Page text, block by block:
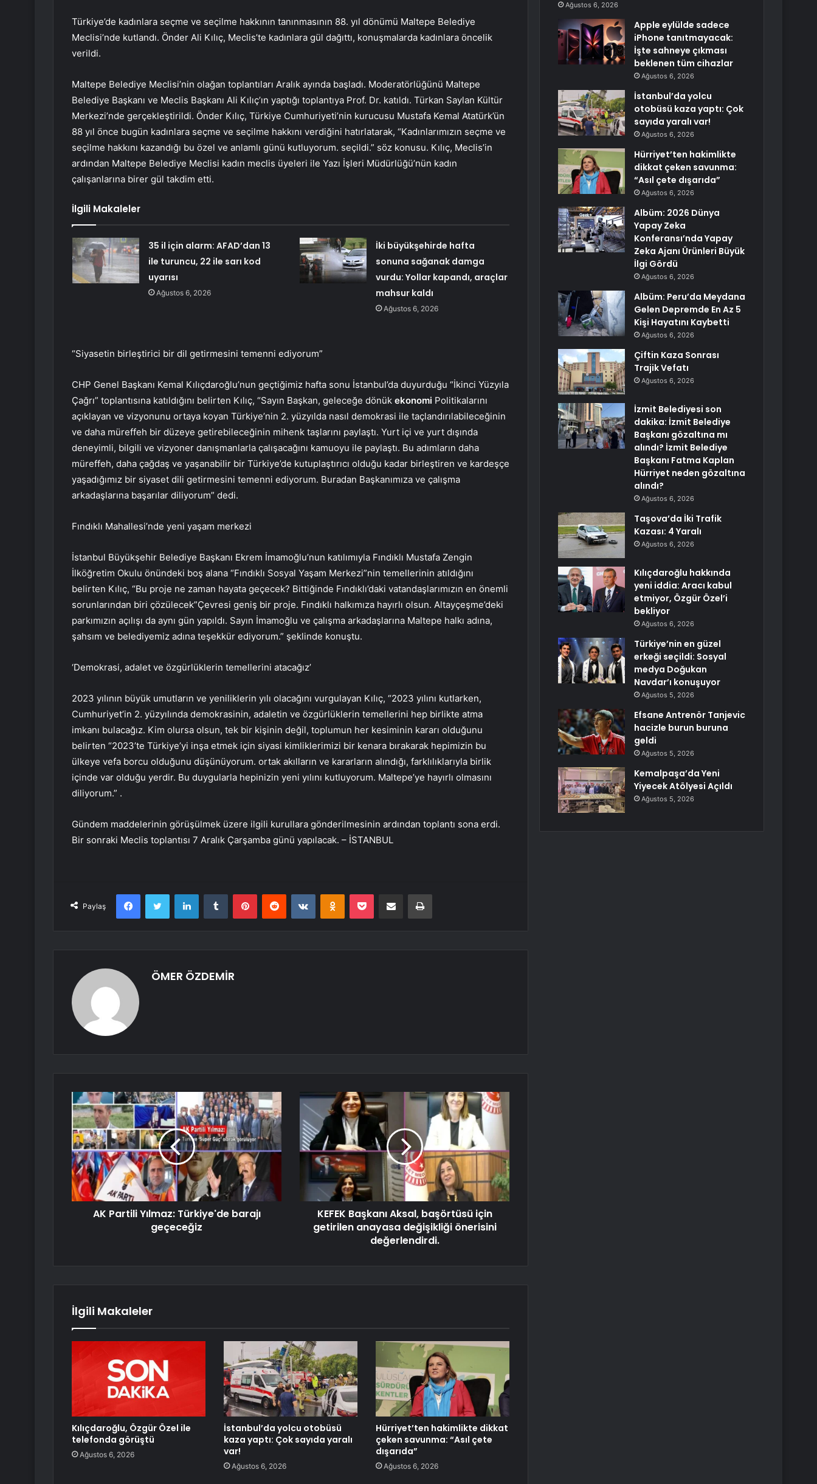
Türkiye’de kadınlara seçme ve seçilme hakkının tanınmasının 88. yıl dönümü Maltepe Belediye
Meclisi’nde kutlandı. Önder Ali Kılıç, Meclis’te kadınlara gül dağıttı, konuşmalarda kadınlara öncelik
verildi.
Maltepe Belediye Meclisi’nin olağan toplantıları Aralık ayında başladı. Moderatörlüğünü Maltepe
Belediye Başkanı ve Meclis Başkanı Ali Kılıç’ın yaptığı toplantıya Prof. Dr. katıldı. Türkan Saylan Kültür
Merkezi’nde gerçekleştirildi. Önder Kılıç, Türkiye Cumhuriyeti’nin kurucusu Mustafa Kemal Atatürk’ün
88 yıl önce bugün kadınlara seçme ve seçilme hakkını verdiğini hatırlatarak, “Kadınlarımızın seçme ve
seçilme hakkını kazandığı bu özel ve anlamlı günü kutluyorum. seçildi.” söz konusu. Kılıç, Meclis’in
ardından Maltepe Belediye Meclisi kadın meclis üyeleri ile Yazı İşleri Müdürlüğü’nün kadın
çalışanlarına birer gül takdim etti.
İlgili Makaleler
35 il için alarm: AFAD’dan 13
ile turuncu, 22 ile sarı kod
uyarısı
Ağustos 6, 2026
İki büyükşehirde hafta
sonuna sağanak damga
vurdu: Yollar kapandı, araçlar
mahsur kaldı
Ağustos 6, 2026
“Siyasetin birleştirici bir dil getirmesini temenni ediyorum”
CHP Genel Başkanı Kemal Kılıçdaroğlu’nun geçtiğimiz hafta sonu İstanbul’da duyurduğu “İkinci Yüzyıla
Çağrı” toplantısına katıldığını belirten Kılıç, “Sayın Başkan, geleceğe dönük ekonomi Politikalarını
açıklayan ve vizyonunu ortaya koyan Türkiye’nin 2. yüzyılda nasıl demokrasi ile taçlandırılabileceğinin
ve daha müreffeh bir düzeye getirebileceğinin mihenk taşlarını paylaştı. Yurt içi ve yurt dışında
deneyimli, bilgili ve vizyoner danışmanlarla çalışacağını kamuoyu ile paylaştı. Bu adımların daha
müreffeh, daha çağdaş ve yaşanabilir bir Türkiye’de kutuplaştırıcı olduğu kadar birleştiren ve kardeşçe
yaşadığımız bir siyaset dili getirmesini temenni ediyorum. Buradan Başkanımıza ve çalışma
arkadaşlarına başarılar diliyorum” dedi.
Fındıklı Mahallesi’nde yeni yaşam merkezi
İstanbul Büyükşehir Belediye Başkanı Ekrem İmamoğlu’nun katılımıyla Fındıklı Mustafa Zengin
İlköğretim Okulu önündeki boş alana “Fındıklı Sosyal Yaşam Merkezi”nin temellerinin atıldığını
belirten Kılıç, “Bu proje ne zaman hayata geçecek? Bittiğinde Fındıklı’daki vatandaşlarımızın en önemli
sorunlarından biri çözülecek”Çevresi geniş bir proje. Fındıklı halkımıza hayırlı olsun. Altayçeşme’deki
parkımızın açılışı da aynı gün yapıldı. Sayın İmamoğlu ve çalışma arkadaşlarına Maltepe halkı adına,
şahsım ve belediyemiz adına teşekkür ediyorum.” şeklinde konuştu.
‘Demokrasi, adalet ve özgürlüklerin temellerini atacağız’
2023 yılının büyük umutların ve yeniliklerin yılı olacağını vurgulayan Kılıç, “2023 yılını kutlarken,
Cumhuriyet’in 2. yüzyılında demokrasinin, adaletin ve özgürlüklerin temellerini hep birlikte atma
imkanı bulacağız. Kim olursa olsun, tek bir kişinin değil, toplumun her kesiminin kararı olduğunu
belirten “2023’te Türkiye’yi inşa etmek için siyasi kimliklerimizi bir kenara bırakarak hepimizin bu
ülkeye vefa borcu olduğunu düşünüyorum. ortak akılların ve kararların alındığı, farklılıklarıyla birlik
içinde var olduğu yerdir. Bu duygularla hepinizin yeni yılını kutluyorum. Maltepe’ye hayırlı olmasını
diliyorum.” .
Gündem maddelerinin görüşülmek üzere ilgili kurullara gönderilmesinin ardından toplantı sona erdi.
Bir sonraki Meclis toplantısı 7 Aralık Çarşamba günü yapılacak. – İSTANBUL
Paylaş
FacebookTwitter LinkedInTumblr PinterestReddit VKontakteOdnoklassniki
Pocket E-Posta ile paylaş Yazdır
ÖMER ÖZDEMİR
AK Partili Yılmaz: Türkiye'de barajı
geçeceğiz
KEFEK Başkanı Aksal, başörtüsü için
getirilen anayasa değişikliği önerisini
değerlendirdi.
İlgili Makaleler
Kılıçdaroğlu, Özgür Özel ile
telefonda görüştü
Ağustos 6, 2026
İstanbul’da yolcu otobüsü
kaza yaptı: Çok sayıda yaralı
var!
Ağustos 6, 2026
Hürriyet’ten hakimlikte dikkat
çeken savunma: “Asıl çete
dışarıda”
Ağustos 6, 2026
Ağustos 6, 2026
Apple eylülde sadece
iPhone tanıtmayacak:
İşte sahneye çıkması
beklenen tüm cihazlar
Ağustos 6, 2026
İstanbul’da yolcu
otobüsü kaza yaptı: Çok
sayıda yaralı var!
Ağustos 6, 2026
Hürriyet’ten hakimlikte
dikkat çeken savunma:
“Asıl çete dışarıda”
Ağustos 6, 2026
Albüm: 2026 Dünya
Yapay Zeka
Konferansı’nda Yapay
Zeka Ajanı Ürünleri Büyük
İlgi Gördü
Ağustos 6, 2026
Albüm: Peru’da Meydana
Gelen Depremde En Az 5
Kişi Hayatını Kaybetti
Ağustos 6, 2026
Çiftin Kaza Sonrası
Trajik Vefatı
Ağustos 6, 2026
İzmit Belediyesi son
dakika: İzmit Belediye
Başkanı gözaltına mı
alındı? İzmit Belediye
Başkanı Fatma Kaplan
Hürriyet neden gözaltına
alındı?
Ağustos 6, 2026
Taşova’da İki Trafik
Kazası: 4 Yaralı
Ağustos 6, 2026
Kılıçdaroğlu hakkında
yeni iddia: Aracı kabul
etmiyor, Özgür Özel’i
bekliyor
Ağustos 6, 2026
Türkiye’nin en güzel
erkeği seçildi: Sosyal
medya Doğukan
Navdar’ı konuşuyor
Ağustos 5, 2026
Efsane Antrenör Tanjevic
hacizle burun buruna
geldi
Ağustos 5, 2026
Kemalpaşa’da Yeni
Yiyecek Atölyesi Açıldı
Ağustos 5, 2026